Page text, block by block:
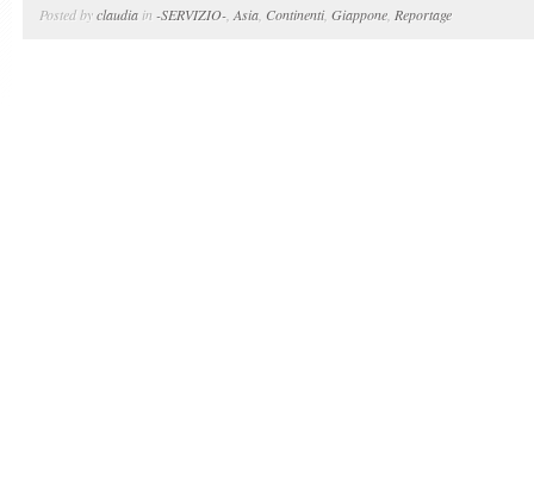
Posted byclaudia in -SERVIZIO- Asia Continenti, Giappone Reportage